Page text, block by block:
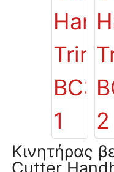
Κινητήρας